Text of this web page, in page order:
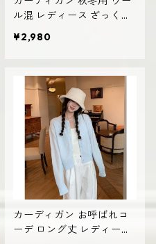
ル混 レディース ざっくり
¥2,980
カーディガン お呼ばれコ
ーデ ロング丈 レディース